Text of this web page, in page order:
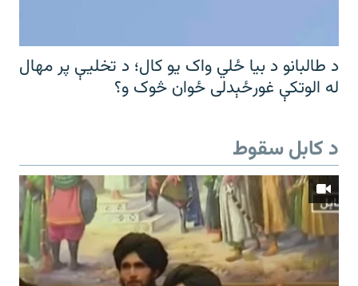
د طالبانو د بیا ځلي واک یو کال؛ د تخلیې پر مهال
له الوتکې غورځېدلی ځوان څوک و؟
د کابل سقوط